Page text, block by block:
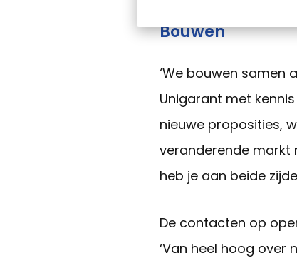
Bouwen
‘We bouwen samen
Unigarant met
nieuwe proposities,
veranderende markt
heb je aan beide
De contacten op
‘Van heel hoog over